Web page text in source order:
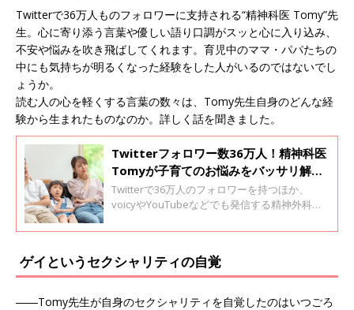
Twitterで36万人ものフォロワーに支持される“精神科医 Tomy”先
生。心に寄り添う言葉や優しい語り口調がスッと心に入り込み、
不安や悩みを吹き飛ばしてくれます。育児中のママ・パパたちの
中にも気持ちが明るくなった経験をした人がいるのではないでし
ょうか。
読む人の心を軽くする言葉の数々は、Tomy先生自身のどんな経
験から生まれたものなのか。詳しく話を聞きました。
Twitterフォロワー数36万人！精神科医
Tomyが子育てのお悩みをバッサリ解
決。マウンティングを取ってくるママ友
への対処法は？
Twitterで36万人のフォロワーを持つほか、
voicyやYouTubeなどでも発信する精神外科医
うような言葉に、子育て中のママやパパも共感
ONLINE編集部に寄せられたママやパパたちの
子育て悩みに、Tomy先生からアドバイスをも
らいました。
ゲイというセクシャリティの自覚
――Tomy先生が自身のセクシャリティを自覚したのはいつごろ